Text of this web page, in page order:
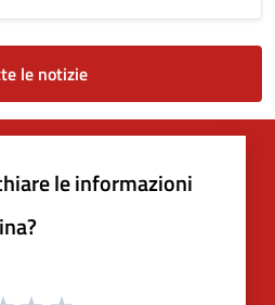
le notizie
le informazioni